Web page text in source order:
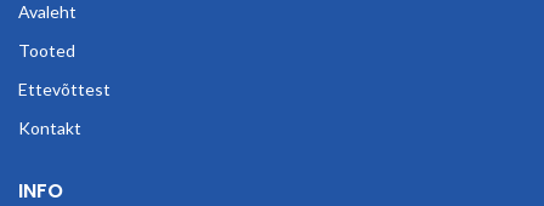
Avaleht
Tooted
Ettevõttest
Kontakt
INFO